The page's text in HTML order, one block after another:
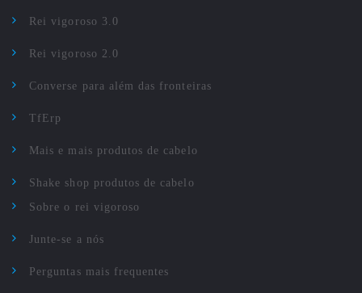
Rei vigoroso 3.0
Rei vigoroso 2.0
Converse para além das fronteiras
TfErp
Mais e mais produtos de cabelo
Shake shop produtos de cabelo
Sobre o rei vigoroso
Junte-se a nós
Perguntas mais frequentes